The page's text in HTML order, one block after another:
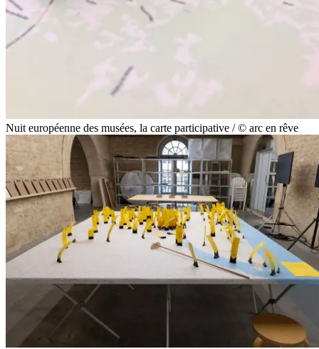
Nuit européenne des musées, la carte participative / © arc en rêve